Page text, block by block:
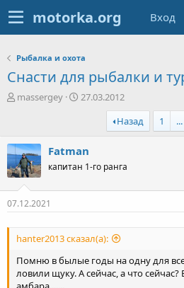
Вход
Рыбалка и охота
Снасти для рыбалки и
А
р
т
е
ы
massergey
Д
н
ч
27.03.2012
Назад
1 ...
Fatman
капитан 1-го ранга
07.12.2021
hanter2013 сказал(а):
Помню в былые годы на одну для
ловили щуку. А сейчас, а что сейчас?